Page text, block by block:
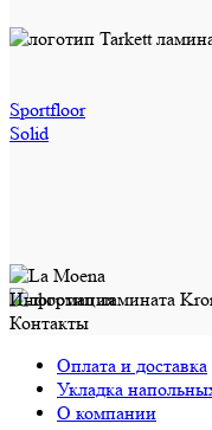
Sportfloor
Solid
Информация
Контакты
Оплата и доставка
Укладка
О компании